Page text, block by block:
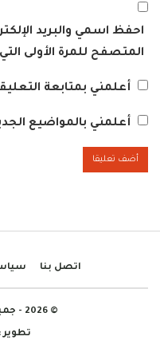
احفظ اسمي والبريد
المتصفح للمرة الأولى
أعلمني بمتابعة
أعلمني بالمواضيع
اتصل بنا
© 2026 - جميع الحقوق محفوظة.
تطوير :